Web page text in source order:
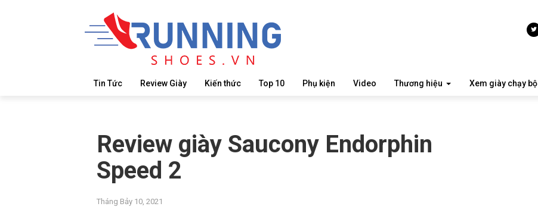
Tin Tức Review Giày Kiến thức Top 10 Phụ kiện Video Thương hiệu Xem giày chạy bộ
Review giày Saucony Endorphin
Speed 2
Tháng Bảy 10, 2021